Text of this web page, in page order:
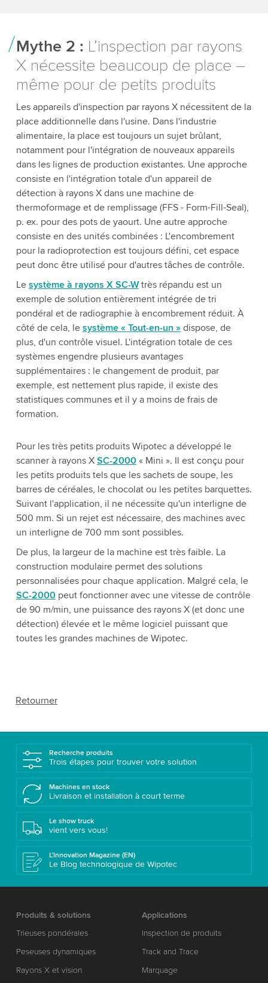
Mythe 2 : L’inspection par rayons
X nécessite beaucoup de place –
même pour de petits produits
Les appareils d'inspection par rayons X nécessitent de la
place additionnelle dans l'usine. Dans l'industrie
alimentaire, la place est toujours un sujet brûlant,
notamment pour l'intégration de nouveaux appareils
dans les lignes de production existantes. Une approche
consiste en l'intégration totale d'un appareil de
détection à rayons X dans une machine de
thermoformage et de remplissage (FFS - Form-Fill-Seal),
p. ex. pour des pots de yaourt. Une autre approche
consiste en des unités combinées : L'encombrement
pour la radioprotection est toujours défini, cet espace
peut donc être utilisé pour d'autres tâches de contrôle.
Le système à rayons X SC-Wtrès répandu est un
exemple de solution entièrement intégrée de tri
pondéral et de radiographie à encombrement réduit. À
côté de cela, le système « Tout-en-un » dispose, de
plus, d'un contrôle visuel. L'intégration totale de ces
systèmes engendre plusieurs avantages
supplémentaires : le changement de produit, par
exemple, est nettement plus rapide, il existe des
statistiques communes et il y a moins de frais de
formation.
Pour les très petits produits Wipotec a développé le
scanner à rayons X SC-2000« Mini ». Il est conçu pour
les petits produits tels que les sachets de soupe, les
barres de céréales, le chocolat ou les petites barquettes.
Suivant l'application, il ne nécessite qu'un interligne de
500 mm. Si un rejet est nécessaire, des machines avec
un interligne de 700 mm sont possibles.
De plus, la largeur de la machine est très faible. La
construction modulaire permet des solutions
personnalisées pour chaque application. Malgré cela, le
SC-2000peut fonctionner avec une vitesse de contrôle
de 90 m/min, une puissance des rayons X (et donc une
détection) élevée et le même logiciel puissant que
toutes les grandes machines de Wipotec.
Retourner
Recherche produits
Trois étapes pour trouver votre solution
Machines en stock
Livraison et installation à court terme
Le show truck
vient vers vous!
L’Innovation Magazine (EN)
Le Blog technologique de Wipotec
Produits & solutions
Trieuses pondérales
Peseuses dynamiques
Rayons X et vision
Applications
Inspection de produits
Track and Trace
Marquage